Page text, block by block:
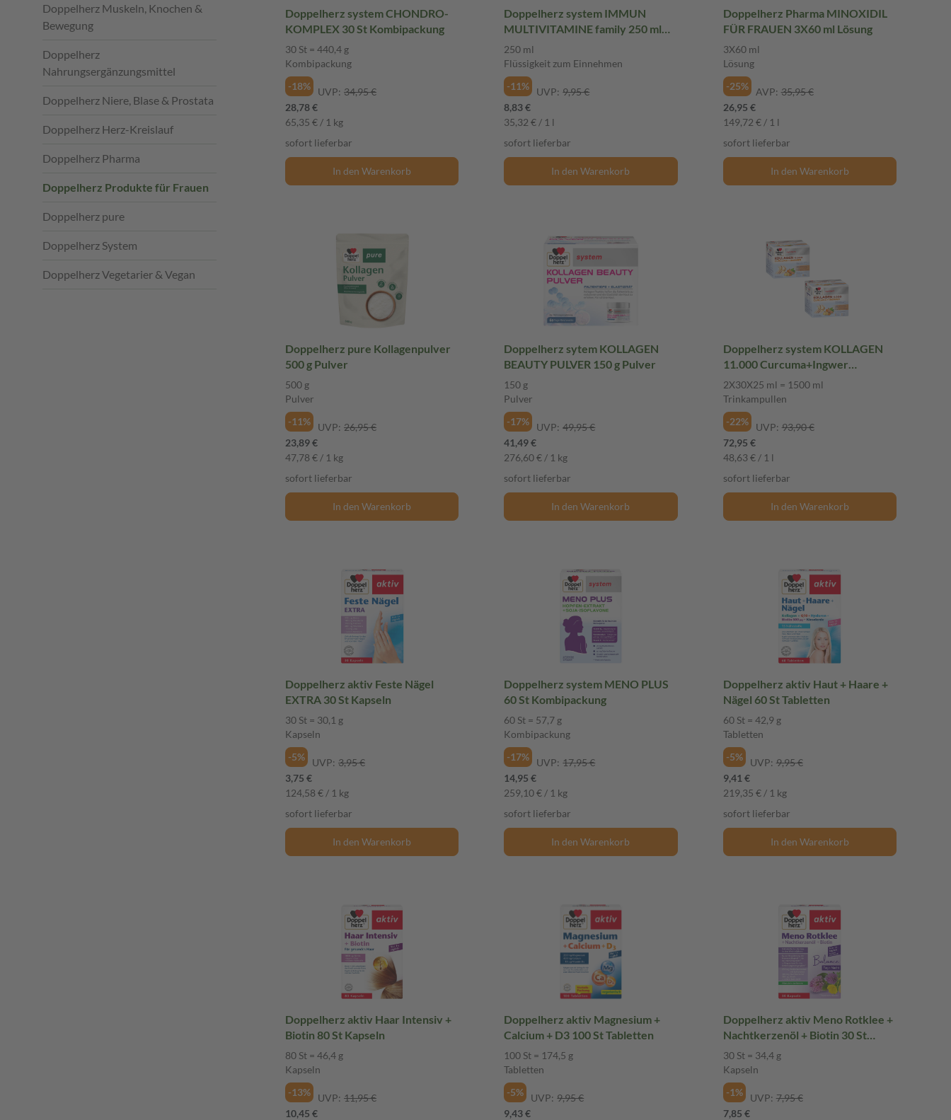
Doppelherz Muskeln, Knochen &
Bewegung
Doppelherz
Nahrungsergänzungsmittel
Doppelherz Niere, Blase & Prostata
Doppelherz Herz-Kreislauf
Doppelherz Pharma
Doppelherz Produkte für Frauen
Doppelherz pure
Doppelherz System
Doppelherz Vegetarier & Vegan
Doppelherz system CHONDRO-
KOMPLEX 30 St Kombipackung
30 St = 440,4 g
Kombipackung
-18%
UVP: 34,95 €
28,78 €
65,35 € / 1 kg
sofort lieferbar
In den Warenkorb
Doppelherz system IMMUN
MULTIVITAMINE family 250 ml
Flüssigkeit zum Einnehmen
250 ml
Flüssigkeit zum Einnehmen
-11%
UVP: 9,95 €
8,83 €
35,32 € / 1 l
sofort lieferbar
In den Warenkorb
Doppelherz Pharma MINOXIDIL
FÜR FRAUEN 3X60 ml Lösung
3X60 ml
Lösung
-25%
AVP: 35,95 €
26,95 €
149,72 € / 1 l
sofort lieferbar
In den Warenkorb
Doppelherz pure Kollagenpulver
500 g Pulver
500 g
Pulver
-11%
UVP: 26,95 €
23,89 €
47,78 € / 1 kg
sofort lieferbar
In den Warenkorb
Doppelherz sytem KOLLAGEN
BEAUTY PULVER 150 g Pulver
150 g
Pulver
-17%
UVP: 49,95 €
41,49 €
276,60 € / 1 kg
sofort lieferbar
In den Warenkorb
Doppelherz system KOLLAGEN
11.000 Curcuma+Ingwer
Doppelpack 2X30X25 ml
Trinkampullen
2X30X25 ml = 1500 ml
Trinkampullen
-22%
UVP: 93,90 €
72,95 €
48,63 € / 1 l
sofort lieferbar
In den Warenkorb
Doppelherz aktiv Feste Nägel
EXTRA 30 St Kapseln
30 St = 30,1 g
Kapseln
-5%
UVP: 3,95 €
3,75 €
124,58 € / 1 kg
sofort lieferbar
In den Warenkorb
Doppelherz system MENO PLUS
60 St Kombipackung
60 St = 57,7 g
Kombipackung
-17%
UVP: 17,95 €
14,95 €
259,10 € / 1 kg
sofort lieferbar
In den Warenkorb
Doppelherz aktiv Haut + Haare +
Nägel 60 St Tabletten
60 St = 42,9 g
Tabletten
-5%
UVP: 9,95 €
9,41 €
219,35 € / 1 kg
sofort lieferbar
In den Warenkorb
Doppelherz aktiv Haar Intensiv +
Biotin 80 St Kapseln
80 St = 46,4 g
Kapseln
-13%
UVP: 11,95 €
10,45 €
Doppelherz aktiv Magnesium +
Calcium + D3 100 St Tabletten
100 St = 174,5 g
Tabletten
-5%
UVP: 9,95 €
9,43 €
Doppelherz aktiv Meno Rotklee +
Nachtkerzenöl + Biotin 30 St
Kapseln
30 St = 34,4 g
Kapseln
-1%
UVP: 7,95 €
7,85 €